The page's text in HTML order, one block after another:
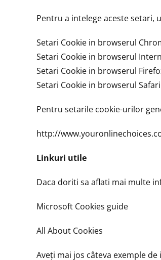
Pentru a intelege aceste
Setari Cookie in browserul
Setari Cookie in browserul
Setari Cookie in browserul
Setari Cookie in browserul Safari
Pentru setarile cookie-urilor
http://
Linkuri utile
Daca doriti sa aflati mai multe
Microsoft Cookies guide
All About Cookies
Aveţi mai jos câteva exemple